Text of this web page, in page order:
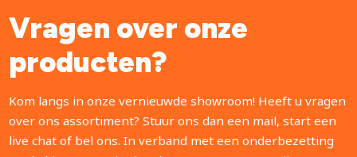
Vragen over onze
producten?
Kom langs in onze vernieuwde showroom! Heeft u vragen
over ons assortiment? Stuur ons dan een mail, start een
live chat of bel ons. In verband met een onderbezetting